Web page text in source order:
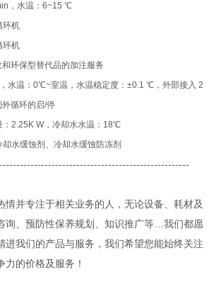
，水温：6~15 ℃
环机
环机
环保型替代品的加注服务
水温：0℃~室温，水温稳定度：±0.1 ℃，外部接入 2
循环的启/停
：2.25K W，冷却水水温：18℃
水缓蚀剂、冷却水缓蚀防冻剂
情并专注于相关业务的人，无论设备、耗材及
询、预防性保养规划、知识推广等…我们都愿
进我们的产品与服务，我们希望您能始终关注
的价格及服务！